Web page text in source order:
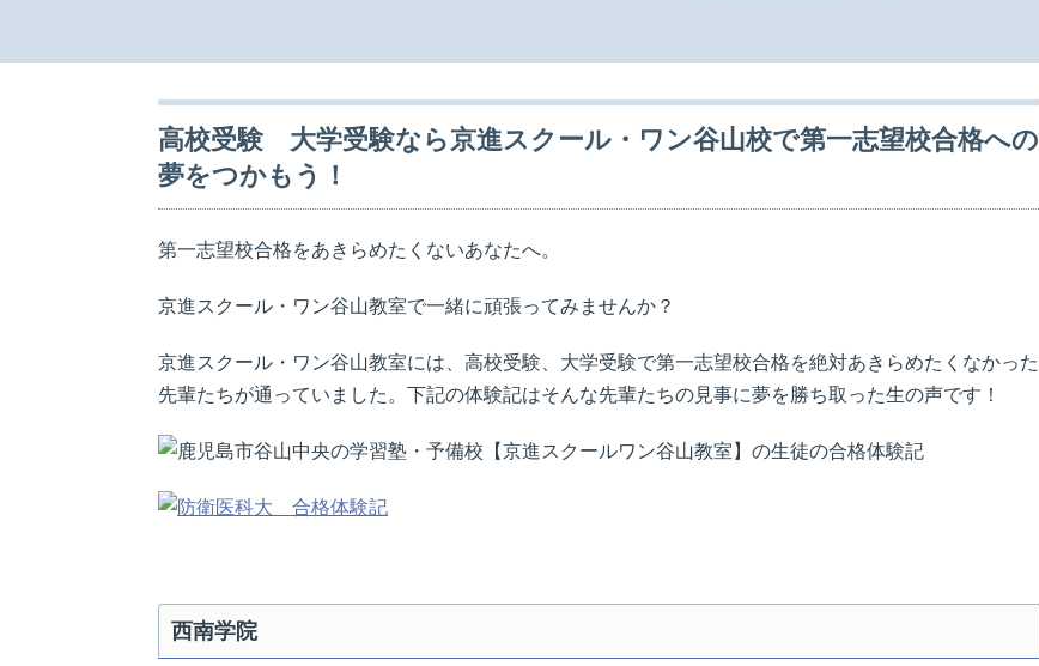
高校受験 大学受験なら京進スクール・ワン谷山校で第一志望校合格への
夢をつかもう！
第一志望校合格をあきらめたくないあなたへ。
京進スクール・ワン谷山教室で一緒に頑張ってみませんか？
京進スクール・ワン谷山教室には、高校受験、大学受験で第一志望校合格を絶対あきらめたくなかった
先輩たちが通っていました。下記の体験記はそんな先輩たちの見事に夢を勝ち取った生の声です！
西南学院